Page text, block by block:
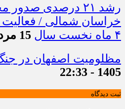
رشد ۲۱ درصدی
۴ ماه نخست سال
15 مرداد 1405 - 0:03
مظلومیت اصفهان در
1405 - 22:33
ثبت دیدگاه